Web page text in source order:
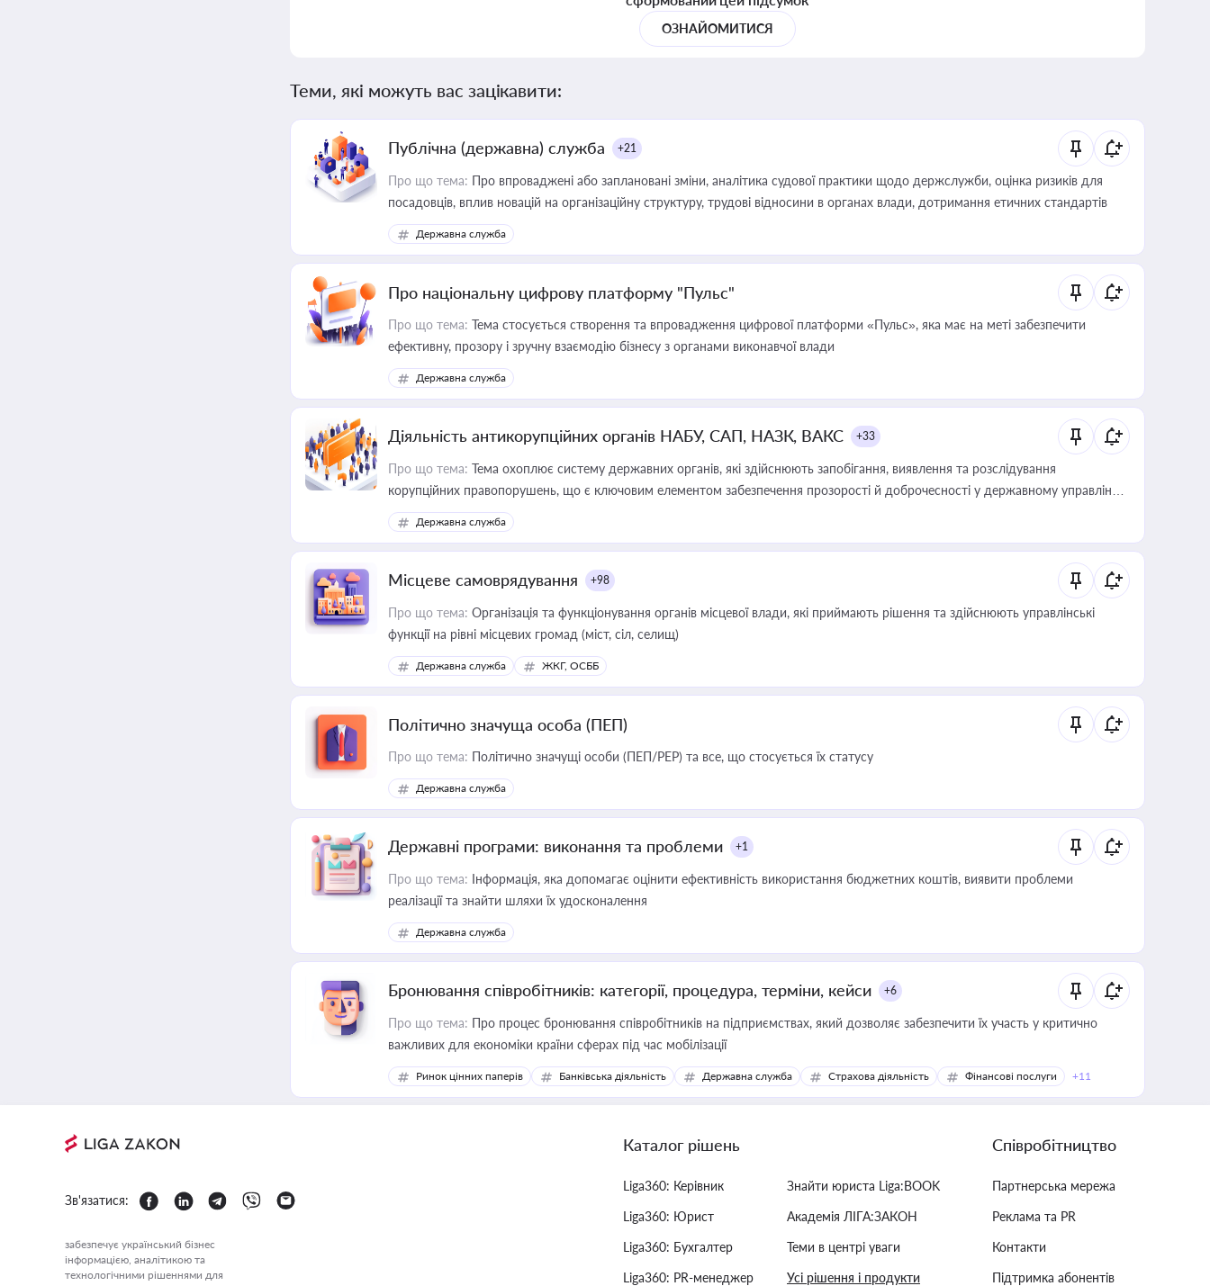
ОЗНАЙОМИТИСЯ
Теми, які можуть вас зацікавити:
Публічна (державна) служба +21
Про що тема: Про впроваджені або заплановані зміни, аналітика судової практики щодо держслужби, оцінка ризиків для
посадовців, вплив новацій на організаційну структуру, трудові відносини в органах влади, дотримання етичних стандартів
Державна служба
Про національну цифрову платформу "Пульс"
Про що тема: Тема стосується створення та впровадження цифрової платформи «Пульс», яка має на меті забезпечити
ефективну, прозору і зручну взаємодію бізнесу з органами виконавчої влади
Державна служба
Діяльність антикорупційних органів НАБУ, САП, НАЗК, ВАКС +33
Про що тема: Тема охоплює систему державних органів, які здійснюють запобігання, виявлення та розслідування
корупційних правопорушень, що є ключовим елементом забезпечення прозорості й доброчесності у державному управлінні
та бізнесі
Державна служба
Місцеве самоврядування +98
Про що тема: Організація та функціонування органів місцевої влади, які приймають рішення та здійснюють управлінські
функції на рівні місцевих громад (міст, сіл, селищ)
Державна служба ЖКГ, ОСББ
Політично значуща особа (ПЕП)
Про що тема: Політично значущі особи (ПЕП/PEP) та все, що стосується їх статусу
Державна служба
Державні програми: виконання та проблеми +1
Про що тема: Інформація, яка допомагає оцінити ефективність використання бюджетних коштів, виявити проблеми
реалізації та знайти шляхи їх удосконалення
Державна служба
Бронювання співробітників: категорії, процедура, терміни, кейси +6
Про що тема: Про процес бронювання співробітників на підприємствах, який дозволяє забезпечити їх участь у критично
важливих для економіки країни сферах під час мобілізації
Ринок цінних паперів Банківська діяльність Державна служба Страхова діяльність Фінансові послуги +11
Зв'язатися:
забезпечує український бізнес
інформацією, аналітикою та
технологічними рішеннями для
Каталог рішень
Liga360: Керівник
Liga360: Юрист
Liga360: Бухгалтер
Liga360: PR-менеджер
Знайти юриста Liga:BOOK
Академія ЛІГА:ЗАКОН
Теми в центрі уваги
Усі рішення і продукти
Співробітництво
Партнерська мережа
Реклама та PR
Контакти
Підтримка абонентів